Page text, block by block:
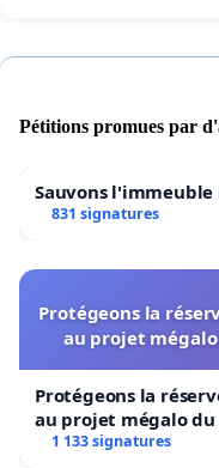
Pétitions promues par
Sauvons l'immeuble
831 signatures
Protégeons la
au projet
Protégeons la
au projet mégalo du
1 133 signatures